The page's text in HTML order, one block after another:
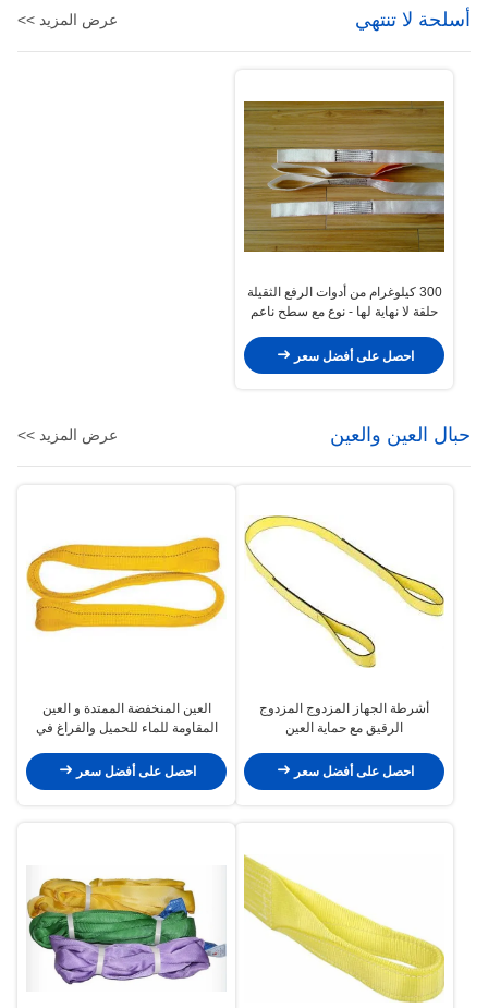
أسلحة لا تنتهي عرض المزيد >>
300 كيلوغرام من أدوات الرفع الثقيلة
حلقة لا نهاية لها - نوع مع سطح ناعم
احصل على أفضل سعر
حبال العين والعين عرض المزيد >>
أشرطة الجهاز المزدوج المزدوج
الرقيق مع حماية العين
احصل على أفضل سعر
العين المنخفضة الممتدة و العين
المقاومة للماء للحميل والفراغ في
احصل على أفضل سعر